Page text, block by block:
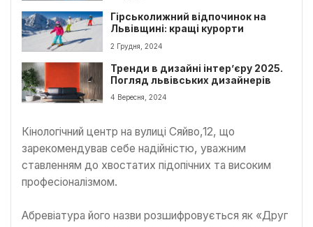
Гірськолижний відпочинок на
Львівщині: кращі курорти
2 Грудня, 2024
Тренди в дизайні інтер’єру 2025.
Погляд львівських дизайнерів
4 Вересня, 2024
Кінологічний центр на вулиці Сяйво,12, що
зарекомендував себе надійністю, уважним
ставленням до хвостатих підопічних та високим
професіоналізмом.
Абревіатура його назви розшифровується як «Друг